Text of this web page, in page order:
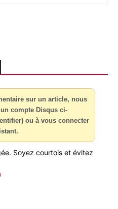
sur un article, nous
compte Disqus ci-
ou à vous connecter
Soyez courtois et évitez